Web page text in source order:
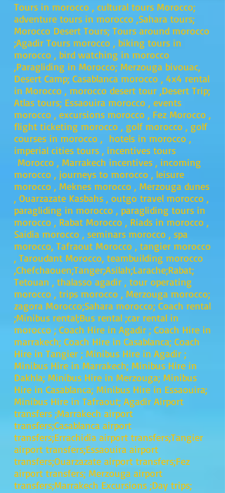
Tours in morocco , cultural tours Morocco;
adventure tours in morocco ,Sahara tours;
Morocco Desert Tours; Tours around morocco
;Agadir Tours morocco , biking tours in
morocco , bird watching in morocco
,Paragliding in Morocco; Merzouga bivouac,
Desert Camp; Casablanca morocco , 4x4 rental
in Morocco , morocco desert tour ,Desert Trip;
Atlas tours; Essaouira morocco , events
morocco , excursions morocco , Fez Morocco ,
flight ticketing morocco , golf morocco , golf
courses in morocco , hotels in morocco ,
imperial cities tours , incentives tours
Morocco , Marrakech incentives , incoming
morocco , journeys to morocco , leisure
morocco , Meknes morocco , Merzouga dunes
, Ouarzazate Kasbahs , outgo travel morocco ,
paragliding in morocco , paragliding tours in
morocco , Rabat Morocco , Riads in morocco ,
Saidia morocco , seminars morocco , spa
morocco, Tafraout Morocco , tangier morocco
, Taroudant Morocco, teambuilding morocco
,Chefchaouen;Tanger;Asilah;Larache;Rabat;
Tetouan , thalasso agadir , tour operating
morocco , trips morocco , Merzouga morocco;
zagora Morocco;Sahara morocco; Coach rental
;Minibus rental;Bus rental ;car rental in
morocco ; Coach Hire in Agadir ; Coach Hire in
marrakech; Coach Hire in Casablanca; Coach
Hire in Tangier ; Minibus Hire in Agadir ;
Minibus Hire in Marrakech; Minibus Hire in
Dakhla; Minibus Hire in Merzouga; Minibus
Hire in Casablanca; Minibus Hire in Essaouira;
Minibus Hire in Tafraout; Agadir Airport
transfers ;Marrakech airport
transfers;Casablanca airport
transfers;Errachidia airport transfers;Tangier
airport transfers;Essaouira airport
transfers;Ouarzazate airport transfers;Fez
airport transfers; Merzouga airport
transfers;Marrakech Excursions ;Day trips;